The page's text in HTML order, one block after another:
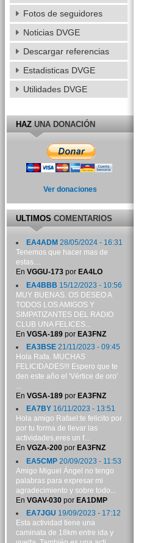
Fotos de seguidores
Noticias DVGE
Descargar referencias
Estadisticas DVGE
Utilidades DVGE
HAZUNA DONACIÓN
Ver donaciones
ULTIMOSCOMENTARIOS
EA4ADM 28/05/2024 - 16:31
Tenemos que hacer mas de
estas....
En VGGU-173por EA4LO
EA4BBB 15/12/2023 - 10:56
MUY BUENAS. OS DESEO A
TODOS LOS AMIGOS Y
SIMPATIZANTES DEL RADIO
CLUB UNA FELICES...
En VGSA-189por EA3FNZ
EA3BSE21/11/2023 - 09:45
Hola Rafa. MUCHAS
FELICIDADES!!! Espero que te
den este año el 'Vértice de oro'
...
En VGSA-189por EA3FNZ
EA7BY16/11/2023 - 13:51
Hola amigo Rafael:te felicito por
por tu forma de llevar las
actividades,eres un f...
En VGZA-200por EA3FNZ
EA5CMP20/09/2023 - 11:53
Amigo Miguel Ángel no tengo
palabras para expresar mi
agradecimiento y sobre todo...
En VGAV-030por EA1DMP
EA7JGU 19/09/2023 - 17:12
Esta actividad tiene una
caminata de 18km entre ida y